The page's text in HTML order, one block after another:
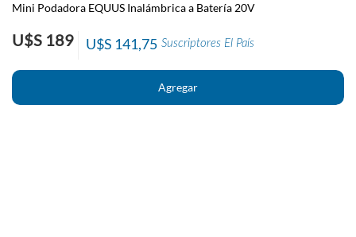
Mini Podadora EQUUS Inalámbrica a Batería 20V
U$S 189 Suscriptores El País
U$S 141,75